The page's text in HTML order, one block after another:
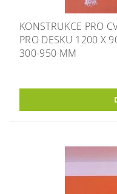
KONSTRUKCE PRO
PRO DESKU 1200 X
300-950 MM